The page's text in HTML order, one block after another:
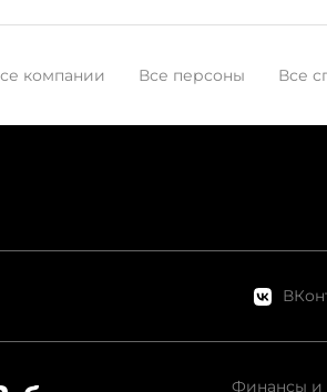
компании Все персоны Все
Финансы и